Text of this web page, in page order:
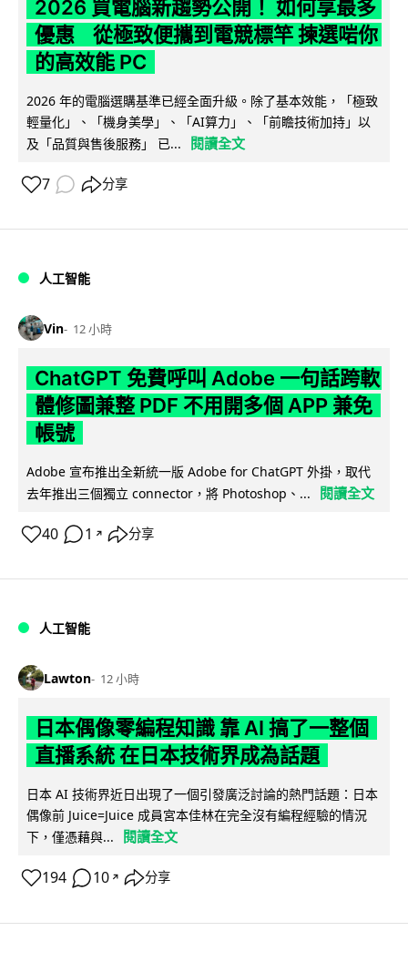
2026 買電腦新趨勢公開！ 如何享最多
優惠 從極致便攜到電競標竿 揀選啱你
的高效能 PC
2026 年的電腦選購基準已經全面升級。除了基本效能，「極致
輕量化」、「機身美學」、「AI算力」、「前瞻技術加持」以
及「品質與售後服務」 已...
閱讀全文
7 分享
人工智能
Vin 12 小時
ChatGPT 免費呼叫 Adobe 一句話跨軟
體修圖兼整 PDF 不用開多個 APP 兼免
帳號
Adobe 宣布推出全新統一版 Adobe for ChatGPT 外掛，取代
去年推出三個獨立 connector，將 Photoshop、...
閱讀全文
40 1 ↗ 分享
人工智能
Lawton 12 小時
日本偶像零編程知識 靠 AI 搞了一整個
直播系統 在日本技術界成為話題
日本 AI 技術界近日出現了一個引發廣泛討論的熱門話題：日本
偶像前 Juice=Juice 成員宮本佳林在完全沒有編程經驗的情況
下，僅憑藉與...
閱讀全文
194 10 ↗ 分享